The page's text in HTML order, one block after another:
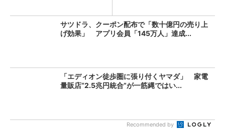
サツドラ、クーポン配布で「数十億円の売り上
げ効果」 アプリ会員「145万人」達成...
「エディオン徒歩圏に張り付くヤマダ」 家電
量販店“2.5兆円統合”が一筋縄ではい...
Recommended by